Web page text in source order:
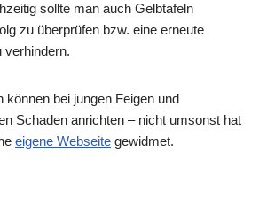
sollte man auch Gelbtafeln
zu überprüfen bzw. eine erneute
verhindern.
können bei jungen Feigen und
Schaden anrichten – nicht umsonst hat
eigene Webseite gewidmet.